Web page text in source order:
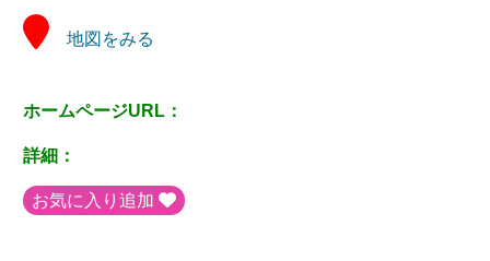
地図をみる
ホームページURL：
詳細：
お気に入り追加